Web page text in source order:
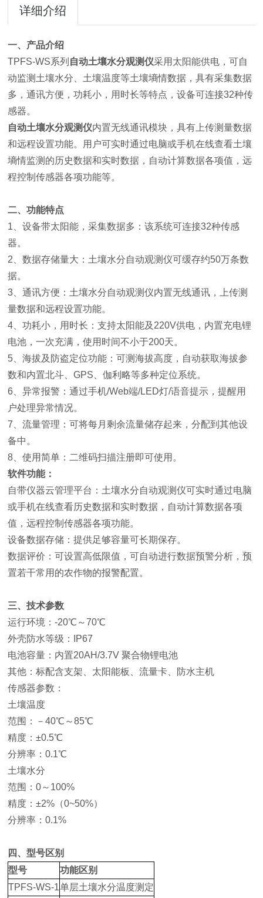
详细介绍
一、产品介绍
TPFS-WS系列 自动土壤水分观测仪采用太阳能供电，可自
动监测土壤水分、土壤温度等土壤墒情数据，具有采集数据
多，通讯方便，功耗小，用时长等特点，设备可连接32种传
感器。
自动土壤水分观测仪内置无线通讯模块，具有上传测量数据
和远程设置功能。用户可实时通过电脑或手机在线查看土壤
墒情监测的历史数据和实时数据，自动计算数据各项值，远
程控制传感器各项功能等。
二、功能特点
1、设备带太阳能，采集数据多：该系统可连接32种传感
器。
2、数据存储量大：土壤水分自动观测仪可缓存约50万条数
据。
3、通讯方便：土壤水分自动观测仪内置无线通讯，上传测
量数据和远程设置功能。
4、功耗小，用时长：支持太阳能及220V供电，内置充电锂
电池，一次充满，使用时间不小于200天。
5、海拔及防盗定位功能：可测海拔高度，自动获取海拔参
数和内置北斗、GPS、伽利略等多种定位系统。
6、异常报警：通过手机/Web端/LED灯/语音提示，提醒用
户处理异常情况。
7、流量管理：可将每月剩余流量储存起来，分配到其他设
备中。
8、使用简单：二维码扫描注册即可使用。
软件功能：
自带仪器云管理平台：土壤水分自动观测仪可实时通过电脑
或手机在线查看历史数据和实时数据，自动计算数据各项
值，远程控制传感器各项功能。
设备数据存储：提供足够容量可长期保存。
数据评价：可设置高低限值，可自动进行数据预警分析，预
置若干常用的农作物的报警配置。
三、技术参数
运行环境：-20℃～70℃
外壳防水等级：IP67
电池容量：内置20AH/3.7V 聚合物锂电池
其他：标配含支架、太阳能板、流量卡、防水主机
传感器参数：
土壤温度
范围：－40℃～85℃
精度：±0.5℃
分辨率：0.1℃
土壤水分
范围：0～100%
精度：±2%（0~50%）
分辨率：0.1%
四、型号区别
型号
功能区别
TPFS-WS-1单层土壤水分温度测定